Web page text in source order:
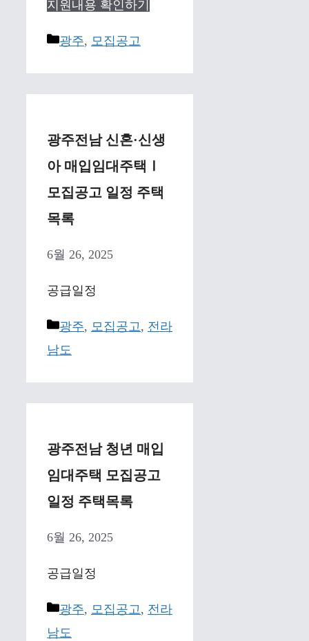
지원내용 확인하기
Categories
광주, 모집공고
광주전남 신혼·신생
아 매입임대주택Ⅰ
모집공고 일정 주택
목록
6월 26, 2025
공급일정
Categories
광주, 모집공고, 전라
남도
광주전남 청년 매입
임대주택 모집공고
일정 주택목록
6월 26, 2025
공급일정
Categories
광주, 모집공고, 전라
남도